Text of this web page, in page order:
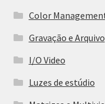
Color
Gravação e Arquivo
I/O Video
Luzes de estúdio